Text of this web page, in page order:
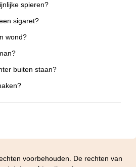
spieren?
sigaret?
wond?
buiten staan?
voorbehouden. De rechten van